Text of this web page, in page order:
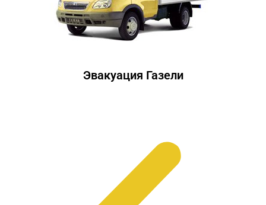
Эвакуация Газели